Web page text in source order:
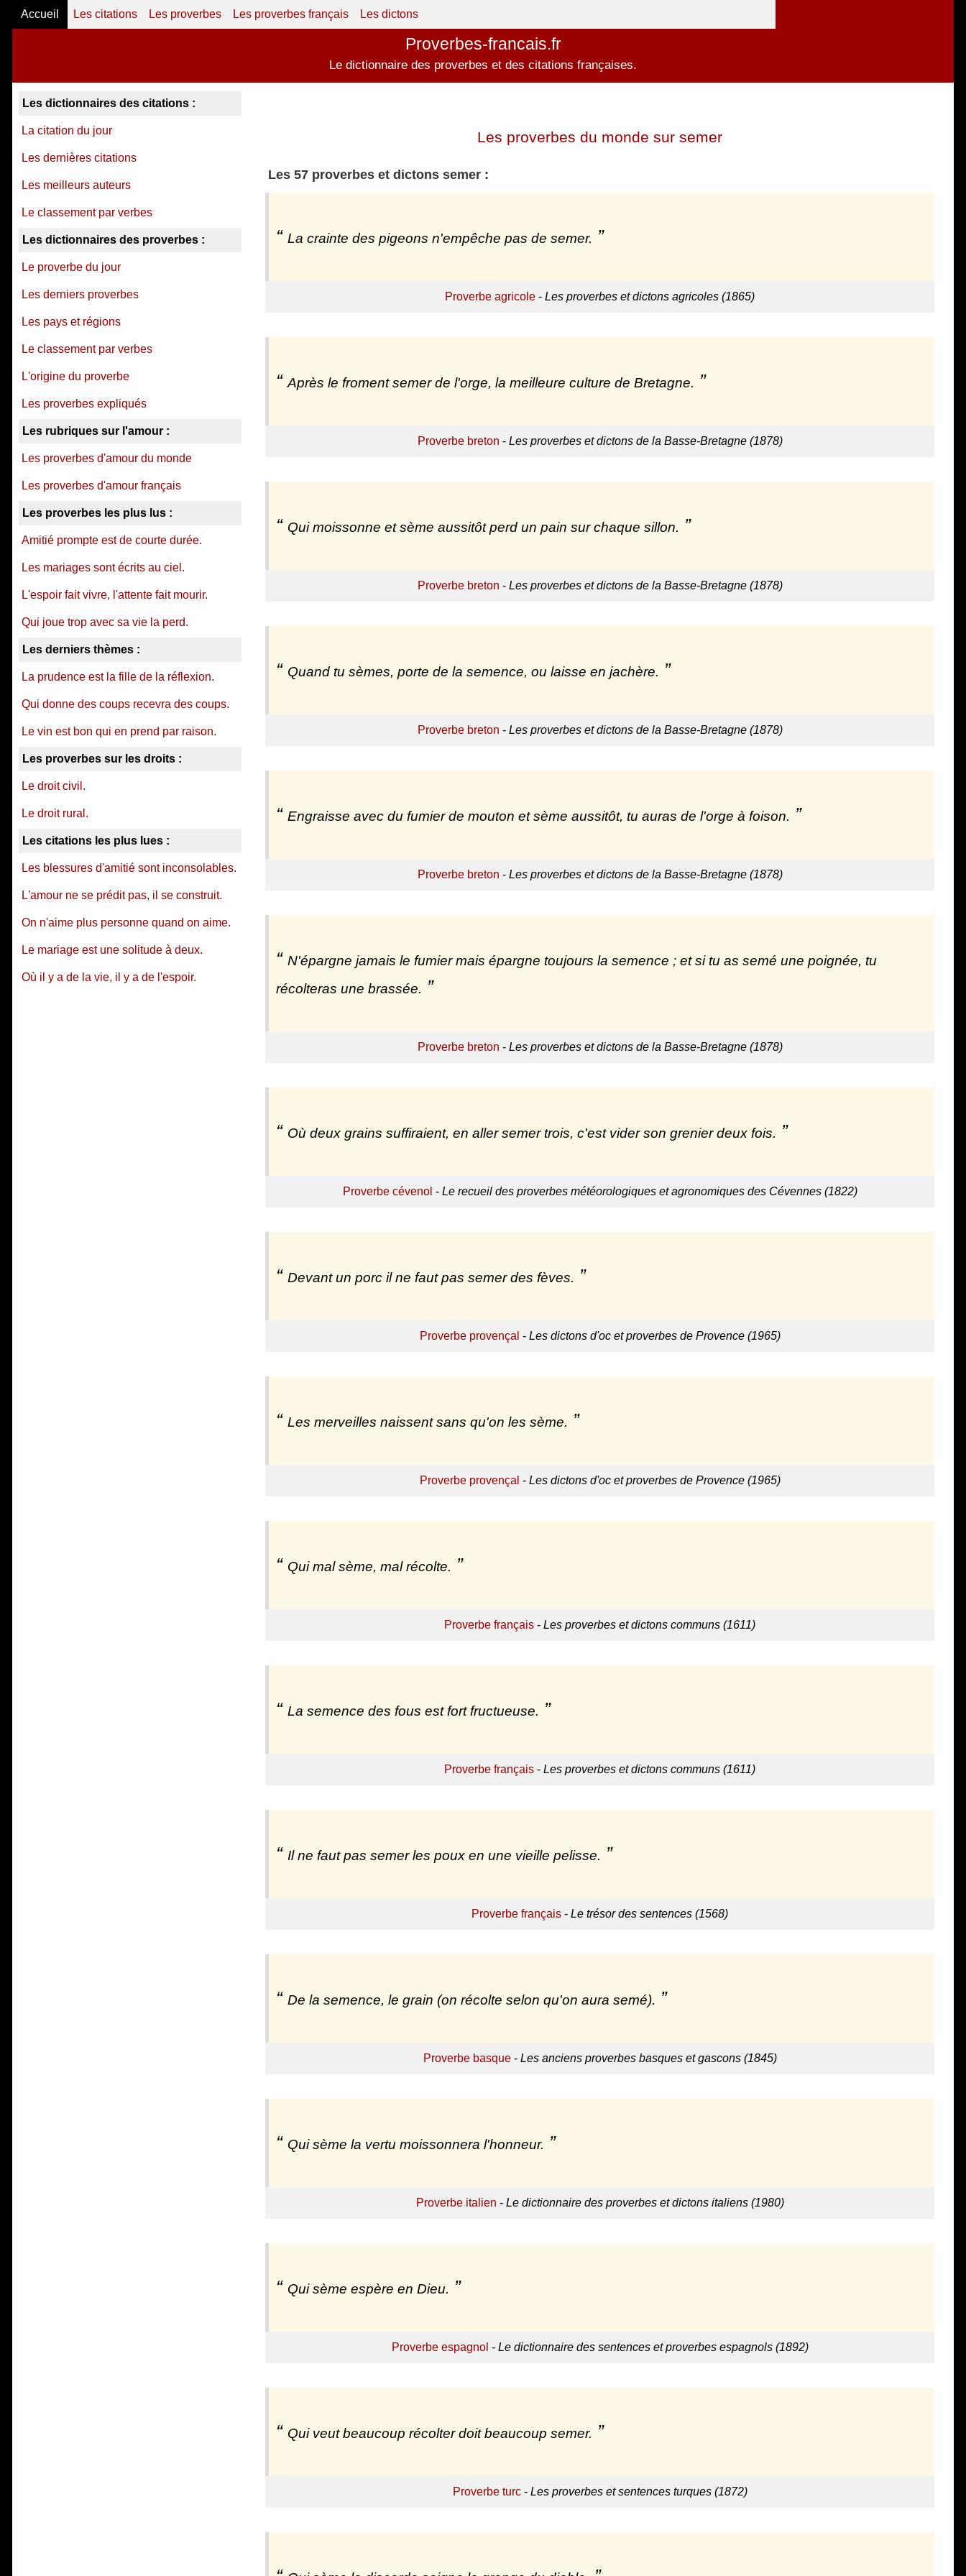
Accueil Les citations Les proverbes Les proverbes français Les dictons
Proverbes-francais.fr
Le dictionnaire des proverbes et des citations françaises.
Les proverbes du monde sur semer
Les 57 proverbes et dictons semer :
La crainte des pigeons n'empêche pas de semer.
Proverbe agricole - Les proverbes et dictons agricoles (1865)
Après le froment semer de l'orge, la meilleure culture de Bretagne.
Proverbe breton - Les proverbes et dictons de la Basse-Bretagne (1878)
Qui moissonne et sème aussitôt perd un pain sur chaque sillon.
Proverbe breton - Les proverbes et dictons de la Basse-Bretagne (1878)
Quand tu sèmes, porte de la semence, ou laisse en jachère.
Proverbe breton - Les proverbes et dictons de la Basse-Bretagne (1878)
Engraisse avec du fumier de mouton et sème aussitôt, tu auras de l'orge à foison.
Proverbe breton - Les proverbes et dictons de la Basse-Bretagne (1878)
N'épargne jamais le fumier mais épargne toujours la semence ; et si tu as semé une poignée, tu
récolteras une brassée.
Proverbe breton - Les proverbes et dictons de la Basse-Bretagne (1878)
Où deux grains suffiraient, en aller semer trois, c'est vider son grenier deux fois.
Proverbe cévenol - Le recueil des proverbes météorologiques et agronomiques des Cévennes (1822)
Devant un porc il ne faut pas semer des fèves.
Proverbe provençal - Les dictons d'oc et proverbes de Provence (1965)
Les merveilles naissent sans qu'on les sème.
Proverbe provençal - Les dictons d'oc et proverbes de Provence (1965)
Qui mal sème, mal récolte.
Proverbe français - Les proverbes et dictons communs (1611)
La semence des fous est fort fructueuse.
Proverbe français - Les proverbes et dictons communs (1611)
Il ne faut pas semer les poux en une vieille pelisse.
Proverbe français - Le trésor des sentences (1568)
De la semence, le grain (on récolte selon qu'on aura semé).
Proverbe basque- Les anciens proverbes basques et gascons (1845)
Qui sème la vertu moissonnera l'honneur.
Proverbe italien - Le dictionnaire des proverbes et dictons italiens (1980)
Qui sème espère en Dieu.
Proverbe espagnol - Le dictionnaire des sentences et proverbes espagnols (1892)
Qui veut beaucoup récolter doit beaucoup semer.
Proverbe turc- Les proverbes et sentences turques (1872)
Les dictionnaires des citations :
La citation du jour
Les dernières citations
Les meilleurs auteurs
Le classement par verbes
Les dictionnaires des proverbes :
Le proverbe du jour
Les derniers proverbes
Les pays et régions
Le classement par verbes
L'origine du proverbe
Les proverbes expliqués
Les rubriques sur l'amour :
Les proverbes d'amour du monde
Les proverbes d'amour français
Les proverbes les plus lus :
Amitié prompte est de courte durée.
Les mariages sont écrits au ciel.
L'espoir fait vivre, l'attente fait mourir.
Qui joue trop avec sa vie la perd.
Les derniers thèmes :
La prudence est la fille de la réflexion.
Qui donne des coups recevra des coups.
Le vin est bon qui en prend par raison.
Les proverbes sur les droits :
Le droit civil.
Le droit rural.
Les citations les plus lues :
Les blessures d'amitié sont inconsolables.
L'amour ne se prédit pas, il se construit.
On n'aime plus personne quand on aime.
Le mariage est une solitude à deux.
Où il y a de la vie, il y a de l'espoir.